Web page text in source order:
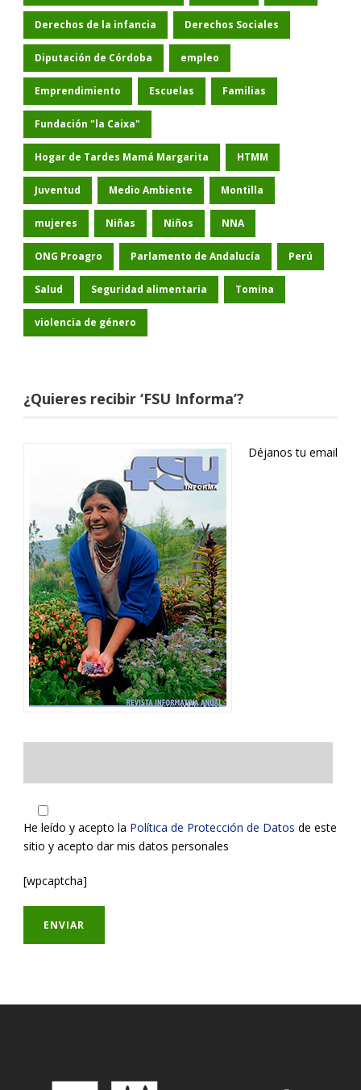
Derechos de la infancia Derechos Sociales
Diputación de Córdoba empleo
Emprendimiento Escuelas Familias
Fundación "la Caixa"
Hogar de Tardes Mamá Margarita HTMM
Juventud Medio Ambiente Montilla
mujeres Niñas Niños NNA
ONG Proagro Parlamento de Andalucía Perú
Salud Seguridad alimentaria Tomina
violencia de género
¿Quieres recibir ‘FSU Informa’?
Déjanos tu email
He leído y acepto la Política de Protección de Datos de este
sitio y acepto dar mis datos personales
[wpcaptcha]